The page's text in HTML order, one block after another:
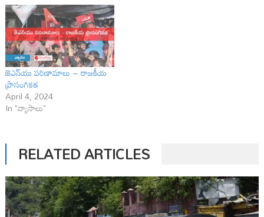
జెఎన్‌యు పరిణామాలు – రాజకీయ
ప్రాసంగికత
April 4, 2024
In "వ్యాసాలు"
RELATED ARTICLES